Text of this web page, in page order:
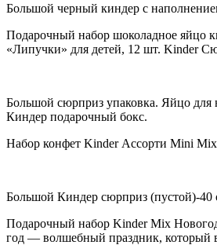
Большой черный киндер с
Подарочный набор шоколадное яйцо
«Липучки» для детей, 12 шт. Kinder
Большой сюрприз упаковка. Яйцо для
Киндер подарочный бокс.
Набор конфет Kinder Ассорти Mini Mix
Большой Киндер сюрприз (пустой)-40
Подарочный набор Kinder Mix
год — волшебный праздник, который